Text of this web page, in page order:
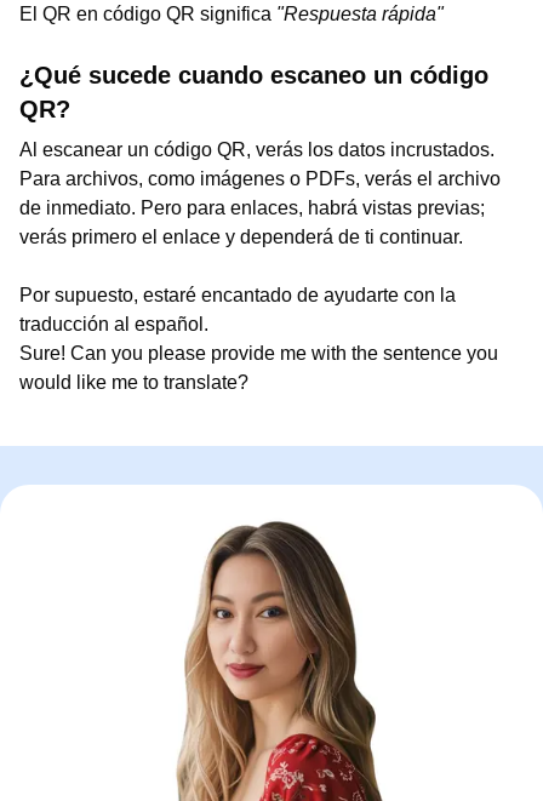
El QR en código QR significa "Respuesta rápida"
¿Qué sucede cuando escaneo un código
QR?
Al escanear un código QR, verás los datos incrustados.
Para archivos, como imágenes o PDFs, verás el archivo
de inmediato. Pero para enlaces, habrá vistas previas;
verás primero el enlace y dependerá de ti continuar.
Por supuesto, estaré encantado de ayudarte con la
traducción al español.
Sure! Can you please provide me with the sentence you
would like me to translate?